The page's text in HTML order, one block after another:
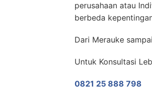
perusahaan atau
berbeda
Dari Merauke
Untuk Konsultasi
0821 25 888 798